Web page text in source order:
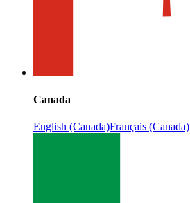
Canada
English (Canada)Français (Canada)